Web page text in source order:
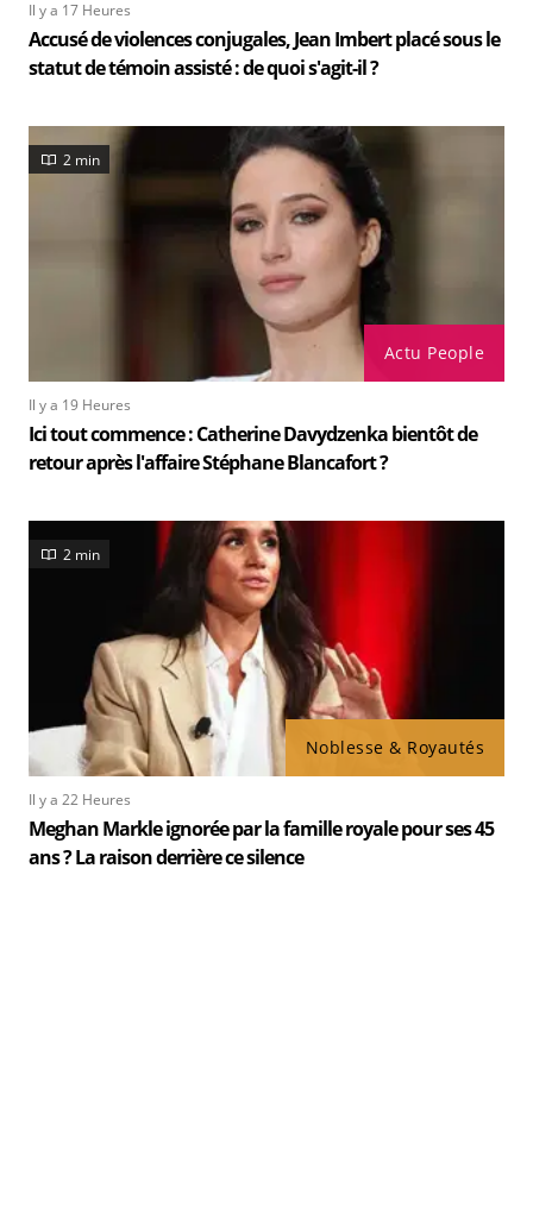
Il y a 17 Heures
Accusé de violences conjugales, Jean Imbert placé sous le
statut de témoin assisté : de quoi s'agit-il ?
Actu People
2 min
Il y a 19 Heures
Ici tout commence : Catherine Davydzenka bientôt de
retour après l'affaire Stéphane Blancafort ?
Noblesse & Royautés
2 min
Il y a 22 Heures
Meghan Markle ignorée par la famille royale pour ses 45
ans ? La raison derrière ce silence